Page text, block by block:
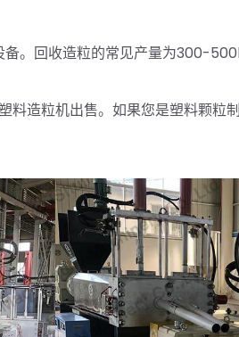
备。回收造粒的常见产量为300-
造粒机出售。如果您是塑料颗粒